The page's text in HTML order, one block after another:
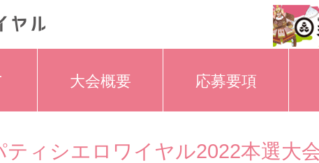
大会概要 応募要項
ティシエロワイヤル2022本選大